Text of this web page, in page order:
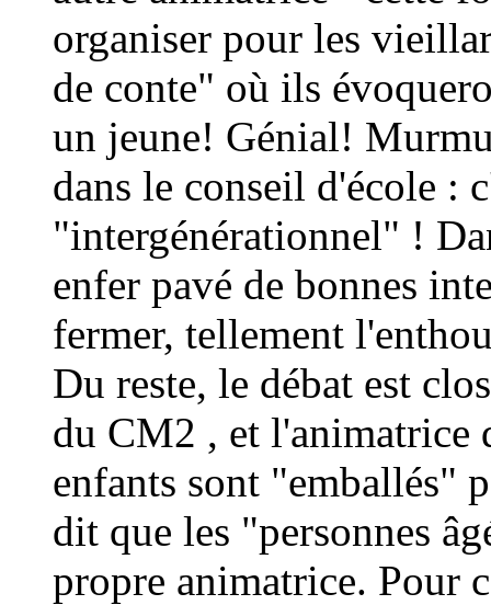
organiser pour les
de conte" où ils
un jeune! Génial!
dans le conseil d'école :
"intergénérationnel" !
enfer pavé de bonnes
fermer, tellement
Du reste, le débat est
du CM2 , et l'animatrice
enfants sont "emballés"
dit que les "personnes
propre animatrice. Pour